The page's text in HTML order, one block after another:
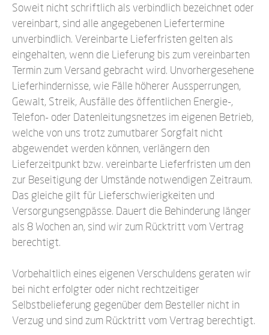
Soweit nicht schriftlich als verbindlich bezeichnet oder
vereinbart, sind alle angegebenen Liefertermine
unverbindlich. Vereinbarte Lieferfristen gelten als
eingehalten, wenn die Lieferung bis zum vereinbarten
Termin zum Versand gebracht wird. Unvorhergesehene
Lieferhindernisse, wie Fälle höherer Aussperrungen,
Gewalt, Streik, Ausfälle des öffentlichen Energie-,
Telefon- oder Datenleitungsnetzes im eigenen Betrieb,
welche von uns trotz zumutbarer Sorgfalt nicht
abgewendet werden können, verlängern den
Lieferzeitpunkt bzw. vereinbarte Lieferfristen um den
zur Beseitigung der Umstände notwendigen Zeitraum.
Das gleiche gilt für Lieferschwierigkeiten und
Versorgungsengpässe. Dauert die Behinderung länger
als 8 Wochen an, sind wir zum Rücktritt vom Vertrag
berechtigt.
Vorbehaltlich eines eigenen Verschuldens geraten wir
bei nicht erfolgter oder nicht rechtzeitiger
Selbstbelieferung gegenüber dem Besteller nicht in
Verzug und sind zum Rücktritt vom Vertrag berechtigt.